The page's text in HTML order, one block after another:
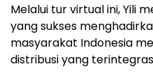
Melalui tur virtual ini, Yili
yang sukses
masyarakat Indonesia
distribusi yang